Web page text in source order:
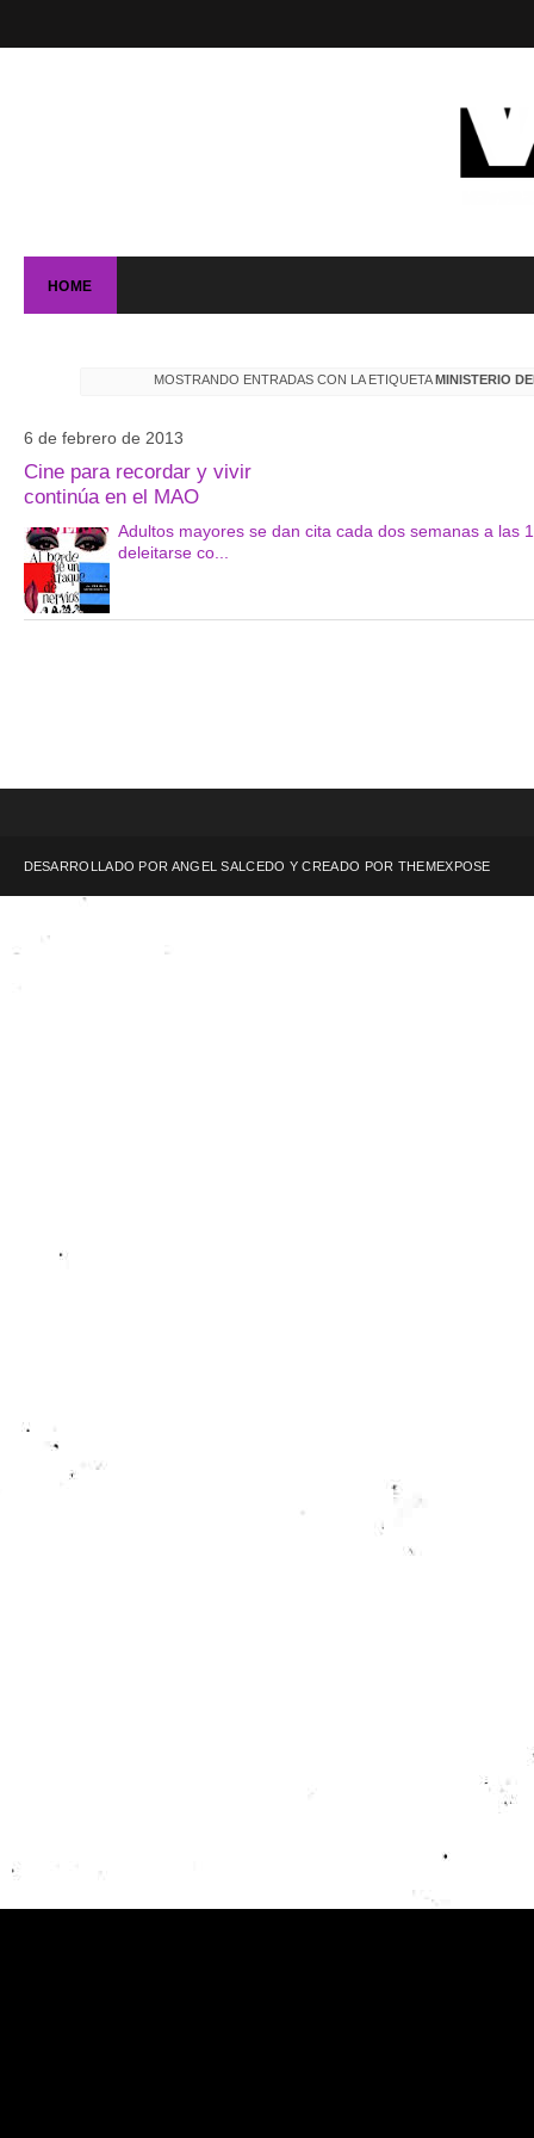
HOME
MOSTRANDO ENTRADAS CON LA ETIQUETA MINISTERIO
6 de febrero de 2013
Cine para recordar y vivir
continúa en el MAO
Adultos mayores se dan cita cada dos semanas a las
deleitarse co...
DESARROLLADO POR ANGEL SALCEDO Y CREADO POR THEMEXPOSE